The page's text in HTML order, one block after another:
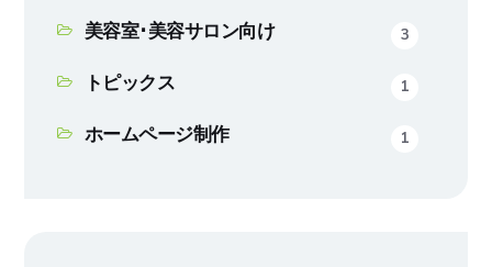
美容室･美容サロン向け 3
トピックス 1
ホームページ制作 1